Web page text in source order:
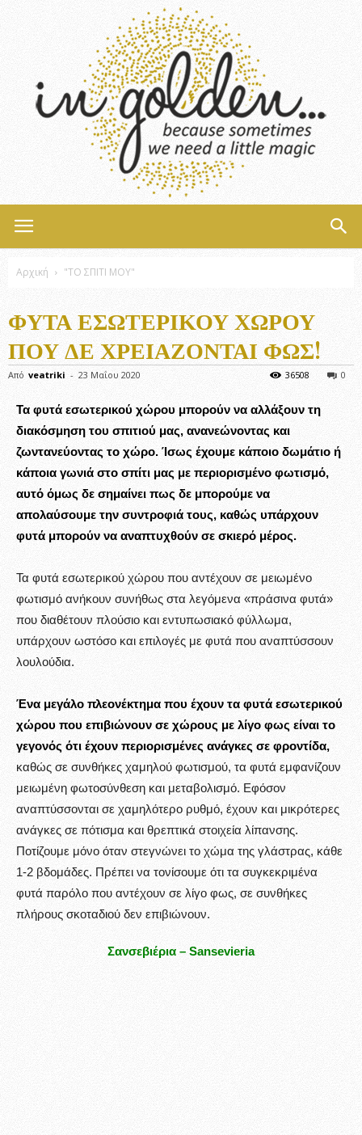
Αρχική "ΤΟ ΣΠΙΤΙ ΜΟΥ"
ΦΥΤΆ ΕΣΩΤΕΡΙΚΟΎ ΧΏΡΟΥ
ΠΟΥ ΔΕ ΧΡΕΙΆΖΟΝΤΑΙ ΦΩΣ!
Από veatriki - 23 Μαΐου 2020 0
36508
Τα φυτά εσωτερικού χώρου μπορούν να αλλάξουν τη
διακόσμηση του σπιτιού μας, ανανεώνοντας και
ζωντανεύοντας το χώρο. Ίσως έχουμε κάποιο δωμάτιο ή
κάποια γωνιά στο σπίτι μας με περιορισμένο φωτισμό,
αυτό όμως δε σημαίνει πως δε μπορούμε να
απολαύσουμε την συντροφιά τους, καθώς υπάρχουν
φυτά μπορούν να αναπτυχθούν σε σκιερό μέρος.
Τα φυτά εσωτερικού χώρου που αντέχουν σε μειωμένο
φωτισμό ανήκουν συνήθως στα λεγόμενα «πράσινα φυτά»
που διαθέτουν πλούσιο και εντυπωσιακό φύλλωμα,
υπάρχουν ωστόσο και επιλογές με φυτά που αναπτύσσουν
λουλούδια.
Ένα μεγάλο πλεονέκτημα που έχουν τα φυτά εσωτερικού
χώρου που επιβιώνουν σε χώρους με λίγο φως είναι το
γεγονός ότι έχουν περιορισμένες ανάγκες σε φροντίδα,
καθώς σε συνθήκες χαμηλού φωτισμού, τα φυτά εμφανίζουν
μειωμένη φωτοσύνθεση και μεταβολισμό. Εφόσον
αναπτύσσονται σε χαμηλότερο ρυθμό, έχουν και μικρότερες
ανάγκες σε πότισμα και θρεπτικά στοιχεία λίπανσης.
Ποτίζουμε μόνο όταν στεγνώνει το χώμα της γλάστρας, κάθε
1-2 βδομάδες. Πρέπει να τονίσουμε ότι τα συγκεκριμένα
φυτά παρόλο που αντέχουν σε λίγο φως, σε συνθήκες
πλήρους σκοταδιού δεν επιβιώνουν.
Σανσεβιέρια – Sansevieria